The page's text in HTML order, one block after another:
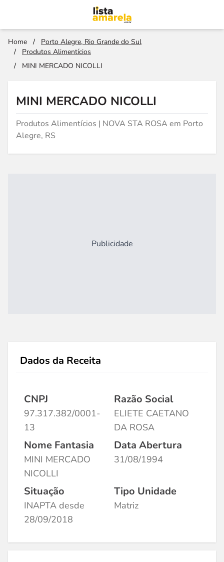
Home /
Porto Alegre, Rio Grande do Sul
/
Produtos Alimentícios
/
MINI MERCADO NICOLLI
MINI MERCADO NICOLLI
Produtos Alimentícios | NOVA STA ROSA em Porto
Alegre, RS
Publicidade
Dados da Receita
CNPJ
97.317.382/0001-
13
Razão Social
ELIETE CAETANO
DA ROSA
Nome Fantasia
MINI MERCADO
NICOLLI
Data Abertura
31/08/1994
Situação
INAPTA desde
28/09/2018
Tipo Unidade
Matriz